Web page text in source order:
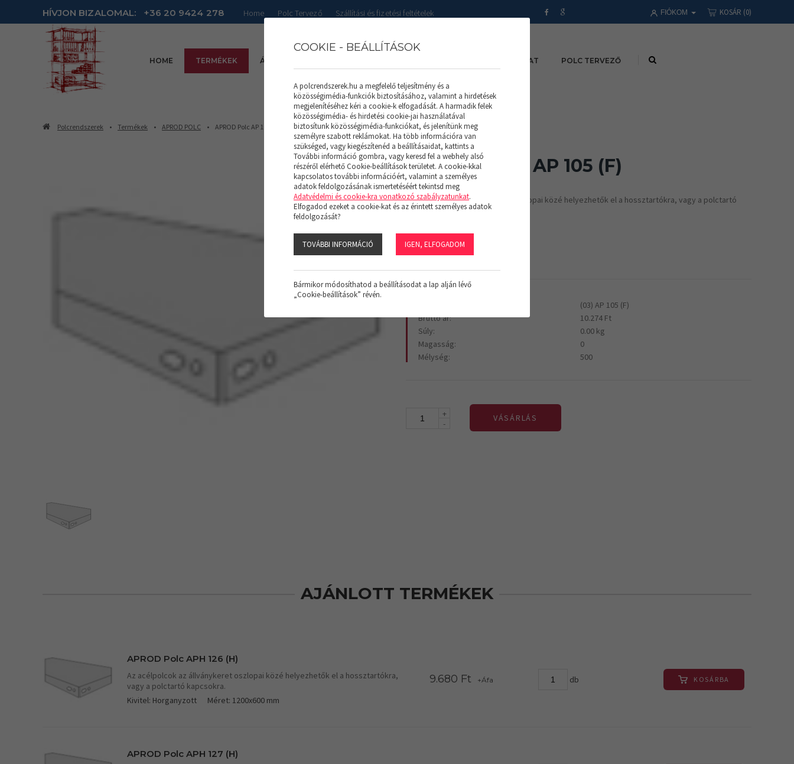
HÍVJON BIZALOMAL: +36 20 9424 278 Home Polc Tervező Szállítási és fizetési feltételek FIÓKOM KOSÁR (0)
HOME TERMÉKEK ÁRLISTÁK KAPCSOLAT POLC TERVEZŐ
Polcrendszerek Termékek APROD POLC APROD Polc AP 105 (F)
APROD POLC AP 105 (F)
Az acélpolcok az állványkeret oszlopai közé helyezhetők el a hossztartókra, vagy a polctartó
kapcsokra.
8.090 Ft
(03) AP 105 (F)
Bruttó ár:
10.274 Ft
Súly:
0.00 kg
Magasság:
0
Mélység:
500
+
-
VÁSÁRLÁS
AJÁNLOTT TERMÉKEK
APROD Polc APH 126 (H)
Az acélpolcok az állványkeret oszlopai közé helyezhetők el a hossztartókra,
vagy a polctartó kapcsokra.
Kivitel: Horganyzott
Méret: 1200x600 mm
9.680 Ft +Áfa db KOSÁRBA
APROD Polc APH 127 (H)
COOKIE - BEÁLLÍTÁSOK
A polcrendszerek.hu a megfelelő teljesítmény és a
közösségimédia-funkciók biztosításához, valamint a hirdetések
megjelenítéséhez kéri a cookie-k elfogadását. A harmadik felek
közösségimédia- és hirdetési cookie-jai használatával
biztosítunk közösségimédia-funkciókat, és jelenítünk meg
személyre szabott reklámokat. Ha több információra van
szükséged, vagy kiegészítenéd a beállításaidat, kattints a
További információ gombra, vagy keresd fel a webhely alsó
részéről elérhető Cookie-beállítások területet. A cookie-kkal
kapcsolatos további információért, valamint a személyes
adatok feldolgozásának ismertetéséért tekintsd meg
Adatvédelmi és cookie-kra vonatkozó szabályzatunkat.
Elfogadod ezeket a cookie-kat és az érintett személyes adatok
feldolgozását?
TOVÁBBI INFORMÁCIÓ IGEN, ELFOGADOM
Bármikor módosíthatod a beállításodat a lap alján lévő
„Cookie-beállítások” révén.